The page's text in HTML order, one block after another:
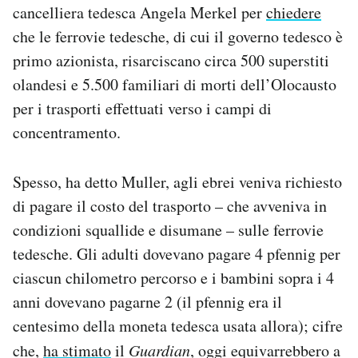
cancelliera tedesca Angela Merkel perchiedere
che le ferrovie tedesche, di cui il governo tedesco è
primo azionista, risarciscano circa 500 superstiti
olandesi e 5.500 familiari di morti dell’Olocausto
per i trasporti effettuati verso i campi di
concentramento.
Spesso, ha detto Muller, agli ebrei veniva richiesto
di pagare il costo del trasporto – che avveniva in
condizioni squallide e disumane – sulle ferrovie
tedesche. Gli adulti dovevano pagare 4 pfennig per
ciascun chilometro percorso e i bambini sopra i 4
anni dovevano pagarne 2 (il pfennig era il
centesimo della moneta tedesca usata allora); cifre
che, ha stimatoil Guardian, oggi equivarrebbero a